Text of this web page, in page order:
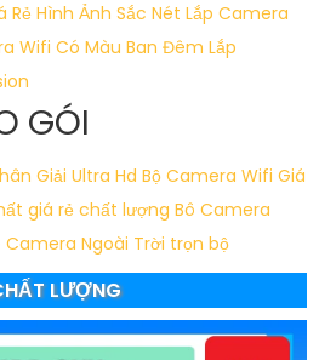
Rẻ Hình Ảnh Sắc Nét Lắp Camera
Wifi Có Màu Ban Đêm Lắp
GÓI
Giải Ultra Hd Bộ Camera Wifi Giá
giá rẻ chất lượng Bô Camera
Camera Ngoài Trời trọn bộ
LƯỢNG